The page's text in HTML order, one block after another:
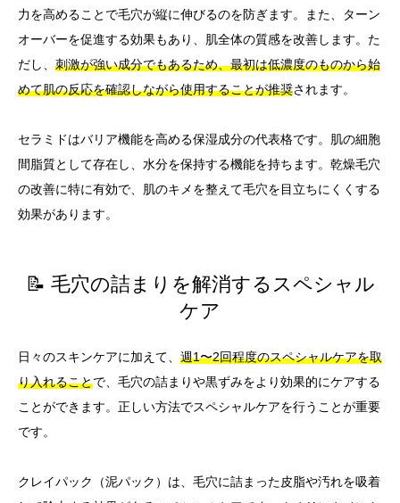
力を高めることで毛穴が縦に伸びるのを防ぎます。また、ターン
オーバーを促進する効果もあり、肌全体の質感を改善します。た
だし、 刺激が強い成分でもあるため、最初は低濃度のものから始
めて肌の反応を確認しながら使用することが推奨されます。
セラミドはバリア機能を高める保湿成分の代表格です。肌の細胞
間脂質として存在し、水分を保持する機能を持ちます。乾燥毛穴
の改善に特に有効で、肌のキメを整えて毛穴を目立ちにくくする
効果があります。
📝 毛穴の詰まりを解消するスペシャル
ケア
日々のスキンケアに加えて、 週1〜2回程度のスペシャルケアを取
り入れることで、毛穴の詰まりや黒ずみをより効果的にケアする
ことができます。正しい方法でスペシャルケアを行うことが重要
です。
クレイパック（泥パック）は、毛穴に詰まった皮脂や汚れを吸着